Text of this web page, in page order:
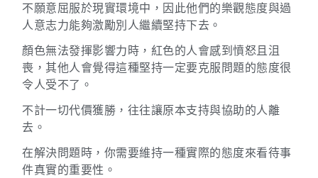
不願意屈服於現實環境中，因此他們的樂觀態度與過
人意志力能夠激勵別人繼續堅持下去。
顏色無法發揮影響力時，紅色的人會感到憤怒且沮
喪，其他人會覺得這種堅持一定要克服問題的態度很
令人受不了。
不計一切代價獲勝，往往讓原本支持與協助的人離
去。
在解決問題時，你需要維持一種實際的態度來看待事
件真實的重要性。